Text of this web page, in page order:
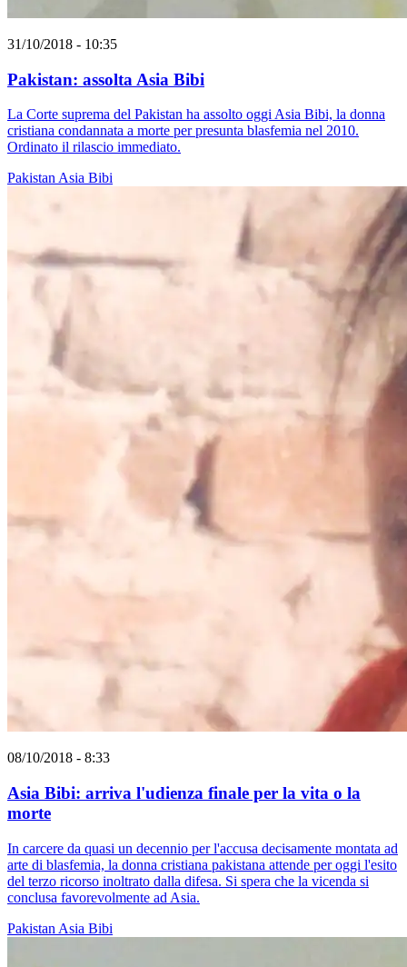
31/10/2018 - 10:35
Pakistan: assolta Asia Bibi
La Corte suprema del Pakistan ha assolto oggi Asia Bibi, la donna
cristiana condannata a morte per presunta blasfemia nel 2010.
Ordinato il rilascio immediato.
PakistanAsia Bibi
08/10/2018 - 8:33
Asia Bibi: arriva l'udienza finale per la vita o la
morte
In carcere da quasi un decennio per l'accusa decisamente montata ad
arte di blasfemia, la donna cristiana pakistana attende per oggi l'esito
del terzo ricorso inoltrato dalla difesa. Si spera che la vicenda si
conclusa favorevolmente ad Asia.
Pakistan Asia Bibi